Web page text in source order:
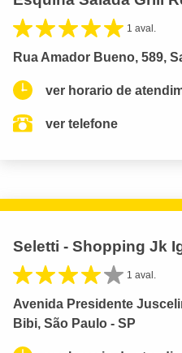
1 aval.
Rua Amador Bueno, 589,
ver horario de
ver telefone
Seletti - Shopping Jk
1 aval.
Avenida Presidente
Bibi, São Paulo - SP